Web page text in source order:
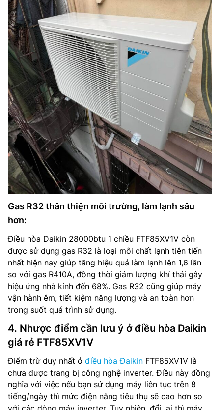
Gas R32 thân thiện môi trường, làm lạnh sâu
hơn:
Điều hòa Daikin 28000btu 1 chiều FTF85XV1V còn
được sử dụng gas R32 là loại môi chất lạnh tiên tiến
nhất hiện nay giúp tăng hiệu quả làm lạnh lên 1,6 lần
so với gas R410A, đồng thời giảm lượng khí thải gây
hiệu ứng nhà kính đến 68%. Gas R32 cũng giúp máy
vận hành êm, tiết kiệm năng lượng và an toàn hơn
trong suốt quá trình sử dụng.
4. Nhược điểm cần lưu ý ở điều hòa Daikin
giá rẻ FTF85XV1V
Điểm trừ duy nhất ở điều hòa Đaikin FTF85XV1V là
chưa được trang bị công nghệ inverter. Điều này đồng
nghĩa với việc nếu bạn sử dụng máy liên tục trên 8
tiếng/ngày thì mức điện năng tiêu thụ sẽ cao hơn so
với các dòng máy inverter. Tuy nhiên, đổi lại thì máy